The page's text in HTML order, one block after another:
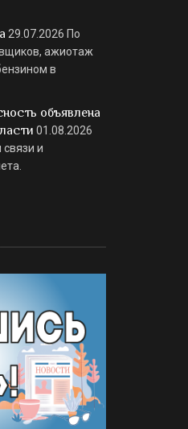
29.07.2026 По
ажиотаж
в
объявлена
01.08.2026
и